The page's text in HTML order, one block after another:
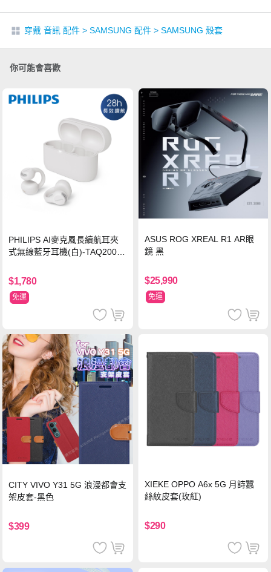
穿戴 音訊 配件 > SAMSUNG 配件 > SAMSUNG 殼套
你可能會喜歡
PHILIPS AI麥克風長續航耳夾
式無線藍牙耳機(白)-TAQ2000
$1,780
免運
ASUS ROG XREAL R1 AR眼
鏡 黑
$25,990
免運
CITY VIVO Y31 5G 浪漫都會支
架皮套-黑色
$399
XIEKE OPPO A6x 5G 月詩蠶
絲紋皮套(玫紅)
$290